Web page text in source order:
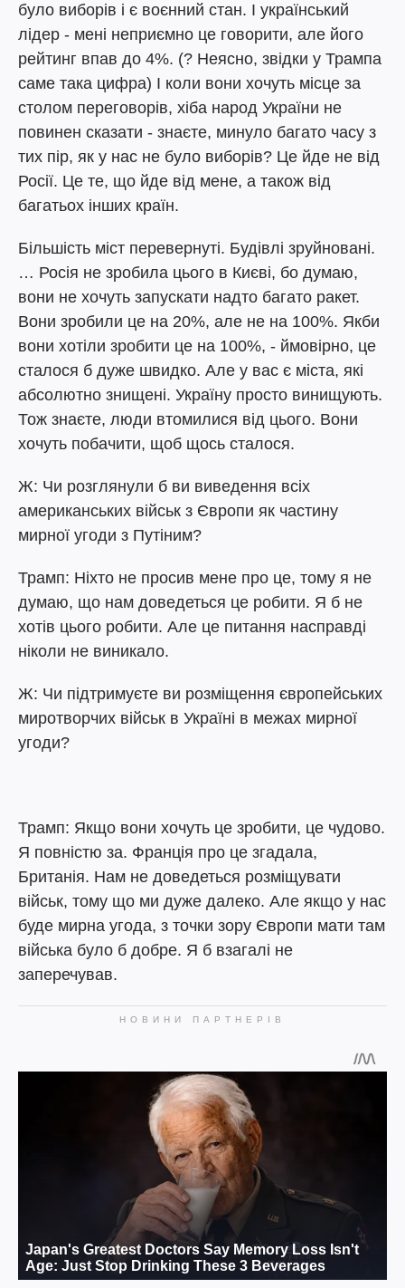
було виборів і є воєнний стан. І український
лідер - мені неприємно це говорити, але його
рейтинг впав до 4%. (? Неясно, звідки у Трампа
саме така цифра) І коли вони хочуть місце за
столом переговорів, хіба народ України не
повинен сказати - знаєте, минуло багато часу з
тих пір, як у нас не було виборів? Це йде не від
Росії. Це те, що йде від мене, а також від
багатьох інших країн.
Більшість міст перевернуті. Будівлі зруйновані.
… Росія не зробила цього в Києві, бо думаю,
вони не хочуть запускати надто багато ракет.
Вони зробили це на 20%, але не на 100%. Якби
вони хотіли зробити це на 100%, - ймовірно, це
сталося б дуже швидко. Але у вас є міста, які
абсолютно знищені. Україну просто винищують.
Тож знаєте, люди втомилися від цього. Вони
хочуть побачити, щоб щось сталося.
Ж: Чи розглянули б ви виведення всіх
американських військ з Європи як частину
мирної угоди з Путіним?
Трамп: Ніхто не просив мене про це, тому я не
думаю, що нам доведеться це робити. Я б не
хотів цього робити. Але це питання насправді
ніколи не виникало.
Ж: Чи підтримуєте ви розміщення європейських
миротворчих військ в Україні в межах мирної
угоди?
Трамп: Якщо вони хочуть це зробити, це чудово.
Я повністю за. Франція про це згадала,
Британія. Нам не доведеться розміщувати
військ, тому що ми дуже далеко. Але якщо у нас
буде мирна угода, з точки зору Європи мати там
війська було б добре. Я б взагалі не
заперечував.